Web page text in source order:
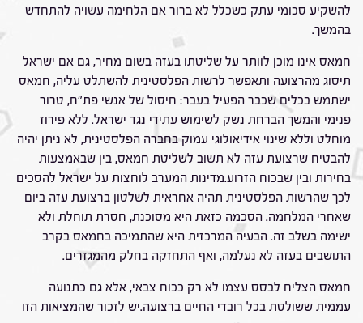
להשקיע סכומי עתק כשכלל לא ברור אם הלחימה עשויה להתחדש
בהמשך.
חמאס אינו מוכן לוותר על שליטתו בעזה בשום מחיר, גם אם ישראל
תיסוג מהרצועה ותאפשר לרשות הפלסטינית להשתלט עליה, חמאס
ישתמש בכלים שכבר הפעיל בעבר: חיסול של אנשי פת"ח, טרור
פנימי והמשך הברחת נשק לשימוש עתידי נגד ישראל. ללא פירוז
מוחלט וללא שינוי אידיאולוגי עמוק בחברה הפלסטינית, לא ניתן יהיה
להבטיח שרצועת עזה לא תשוב לשליטת חמאס, בין שבאמצעות
בחירות ובין שבכוח הזרוע.מדינות המערב לוחצות על ישראל להסכים
לכך שהרשות הפלסטינית תהיה אחראית לשלטון ברצועת עזה ביום
שאחרי המלחמה. הסכמה כזאת היא מסוכנת, חסרת תוחלת ולא
ישימה בשלב זה. הבעיה המרכזית היא שהתמיכה בחמאס בקרב
התושבים בעזה לא נעלמה, ואף התחזקה בחלק מהמגזרים.
חמאס הצליח לבסס עצמו לא רק ככוח צבאי, אלא גם כתנועה
עממית ששולטת בכל רובדי החיים ברצועה.יש לזכור שהמציאות הזו